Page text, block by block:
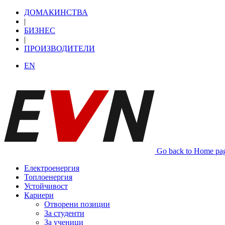
ДОМАКИНСТВА
|
БИЗНЕС
|
ПРОИЗВОДИТЕЛИ
EN
Go back to Home
Електроенергия
Топлоенергия
Устойчивост
Кариери
Отворени позиции
За студенти
За ученици